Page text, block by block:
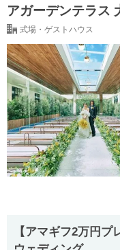
アガーデンテラス
式場・ゲストハウス
【アマギフ2万円